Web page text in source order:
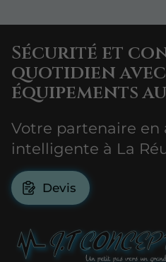
Sécurité et
quotidien avec
équipements
Votre partenaire
intelligente à La
Devis